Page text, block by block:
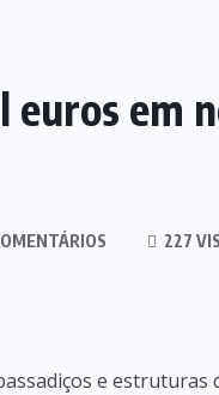
em
227
e